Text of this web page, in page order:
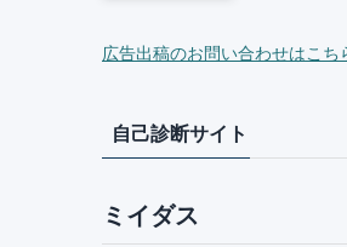
広告出稿のお問い合わせはこち
自己診断サイト
ミイダス